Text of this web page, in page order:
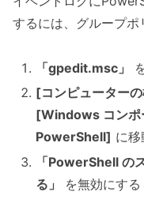
するには、グループポ
「gpedit.msc」
[コンピューター
[Windows コン
PowerShell] に移
「PowerShell の
る」
を無効にする